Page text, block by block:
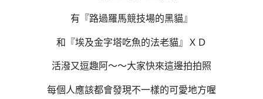
有『路過羅馬競技場的黑貓』
和『埃及金字塔吃魚的法老貓』ＸＤ
活潑又逗趣阿～～大家快來這邊拍拍照
每個人應該都會發現不一樣的可愛地方喔